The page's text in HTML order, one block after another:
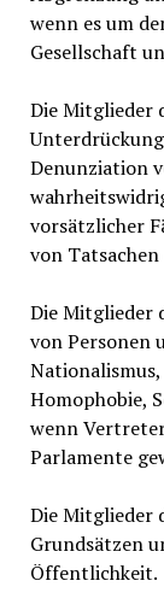
wenn es um
Gesellschaft
Die Mitglieder
Denunziation
vorsätzlicher
von
Die Mitglieder
von Personen
Homophobie,
wenn
Parlamente
Die Mitglieder
Grundsätzen
Öffentlichkeit.